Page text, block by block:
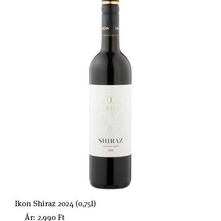
Ikon Shiraz 2024 (0,75l)
Ár: 2.990 Ft